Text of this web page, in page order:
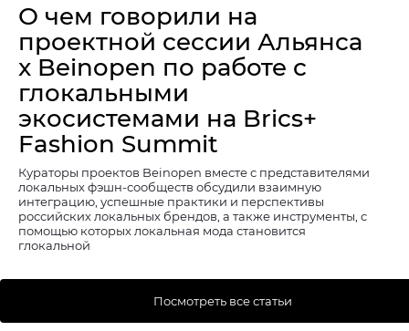
О чем говорили на
проектной сессии Альянса
x Beinopen по работе с
глокальными
экосистемами на Brics+
Fashion Summit
Кураторы проектов Beinopen вместе с представителями
локальных фэшн-сообществ обсудили взаимную
интеграцию, успешные практики и перспективы
российских локальных брендов, а также инструменты, с
помощью которых локальная мода становится
глокальной
Посмотреть все статьи